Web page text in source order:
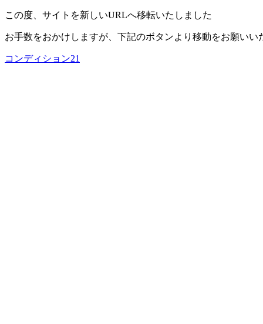
この度、サイトを新しいURLへ移転いたしました
お手数をおかけしますが、下記のボタンより移動をお願いい
コンディション21